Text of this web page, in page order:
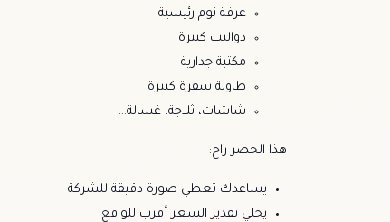
غرفة نوم رئيسية
دواليب كبيرة
مكتبة جدارية
طاولة سفرة كبيرة
شاشات، ثلاجة، غسالة…
هذا الحصر راح:
يساعدك تعطي صورة دقيقة للشركة
يخلي تقدير السعر أقرب للواقع